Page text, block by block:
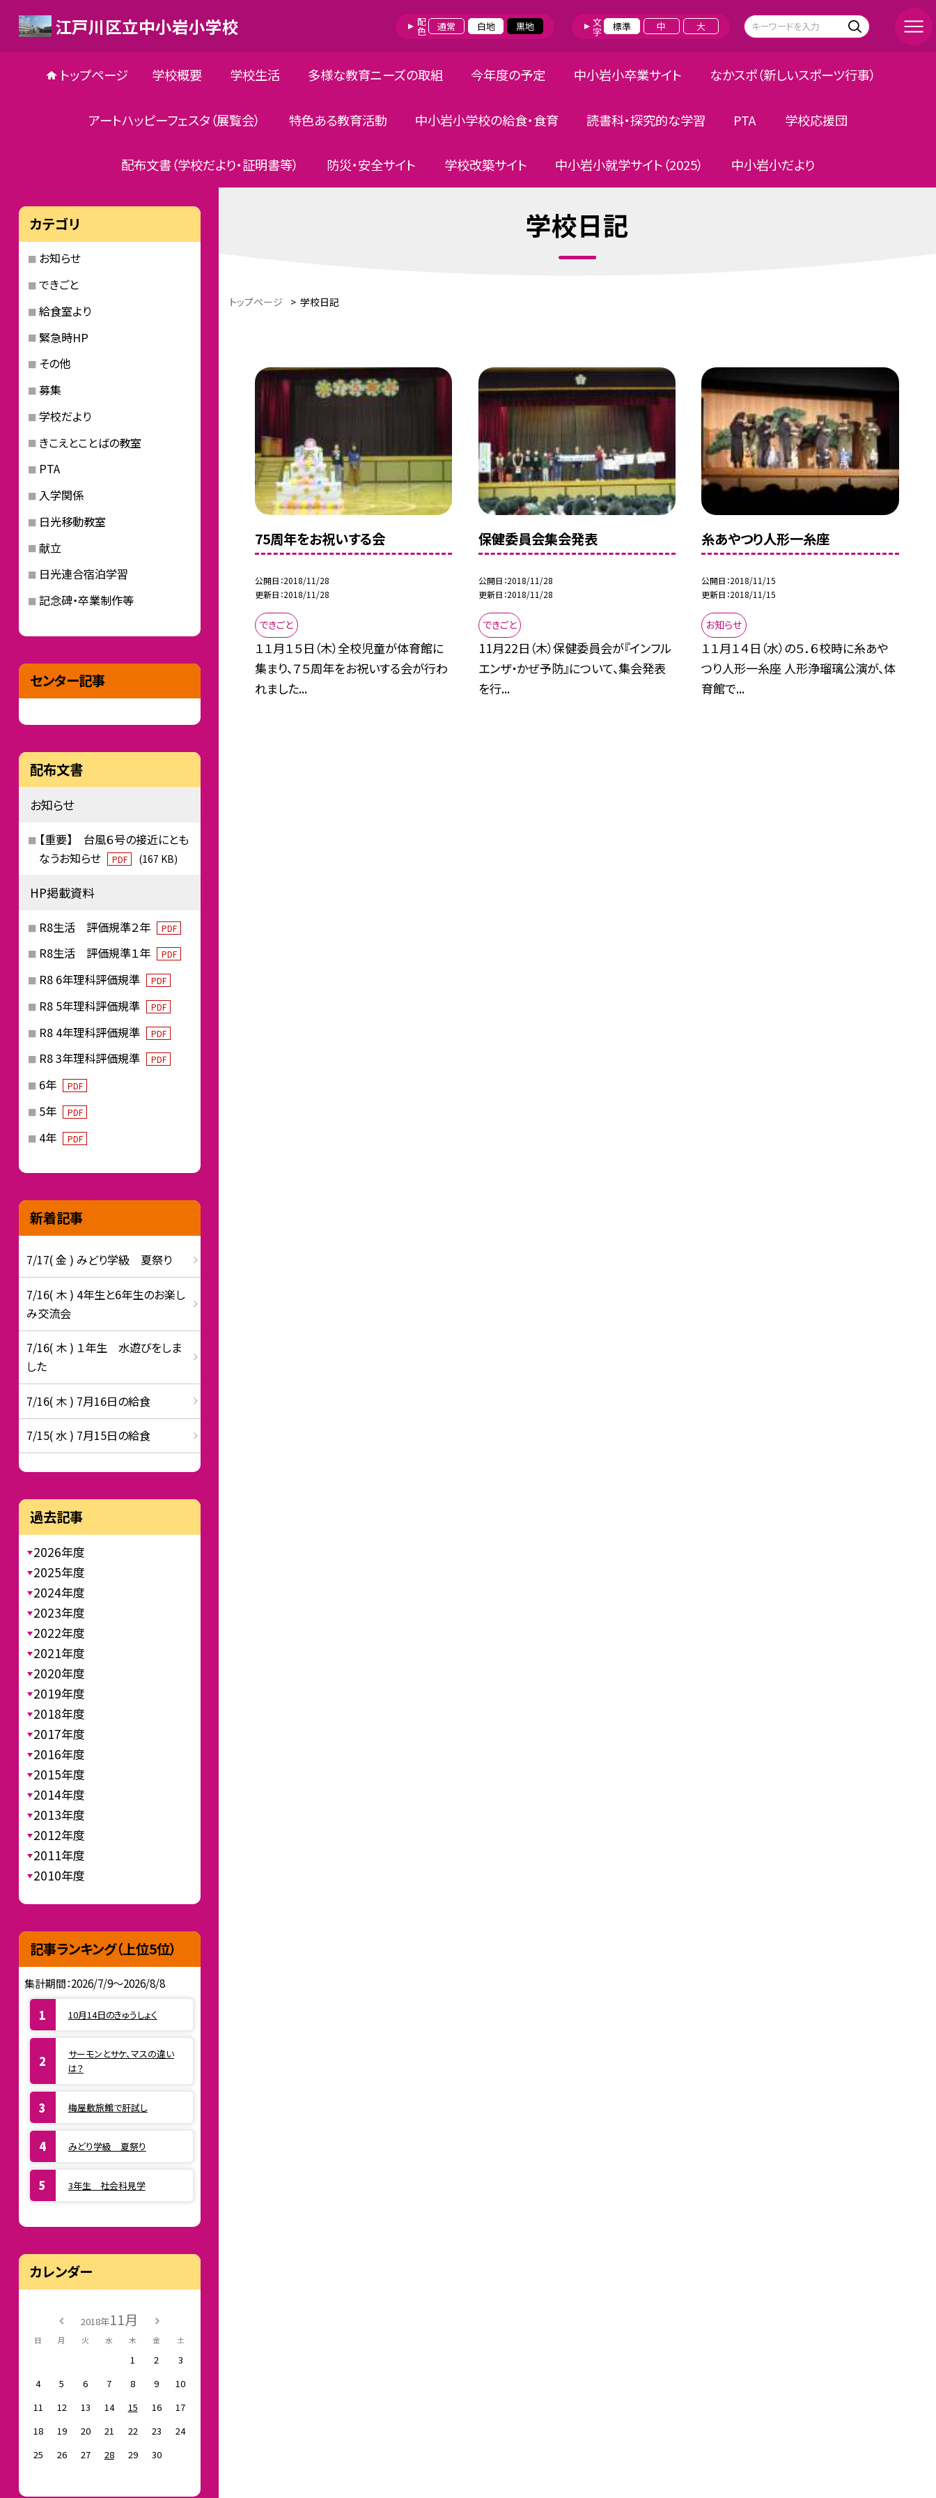
江戸川区立中小岩小学校 配色 通常 白地 黒地 文字 標準 中 大
トップページ 学校概要 学校生活 多様な教育ニーズの取組 今年度の予定 中小岩小卒業サイト なかスポ（新しいスポーツ行事）
アートハッピーフェスタ（展覧会） 特色ある教育活動 中小岩小学校の給食・食育 読書科・探究的な学習 PTA 学校応援団
配布文書（学校だより・証明書等） 防災・安全サイト 学校改築サイト 中小岩小就学サイト（2025） 中小岩小だより
学校日記
トップページ > 学校日記
75周年をお祝いする会
公開日 2018/11/28
更新日 2018/11/28
できごと
１１月１５日（木）全校児童が体育館に
集まり、７５周年をお祝いする会が行わ
れました...
保健委員会集会発表
公開日 2018/11/28
更新日 2018/11/28
できごと
11月22日（木）保健委員会が『インフル
エンザ・かぜ予防』について、集会発表
を行...
糸あやつり人形一糸座
公開日 2018/11/15
更新日 2018/11/15
お知らせ
１１月１４日（水）の５．６校時に糸あや
つり人形一糸座 人形浄瑠璃公演が、体
育館で...
カテゴリ
お知らせ
できごと
給食室より
緊急時HP
その他
募集
学校だより
きこえとことばの教室
PTA
入学関係
日光移動教室
献立
日光連合宿泊学習
記念碑・卒業制作等
センター記事
配布文書
お知らせ
【重要】 台風６号の接近にとも
なうお知らせ
PDF (167 KB)
HP掲載資料
R8生活 評価規準２年 PDF
R8生活 評価規準１年 PDF
R8 6年理科評価規準 PDF
R8 5年理科評価規準 PDF
R8 4年理科評価規準 PDF
R8 3年理科評価規準 PDF
6年 PDF
5年 PDF
4年 PDF
新着記事
7/17( 金 ) みどり学級 夏祭り
7/16( 木 ) 4年生と6年生のお楽し
み交流会
7/16( 木 ) １年生 水遊びをしま
した
7/16( 木 ) 7月16日の給食
7/15( 水 ) 7月15日の給食
過去記事
2026年度
2025年度
2024年度
2023年度
2022年度
2021年度
2020年度
2019年度
2018年度
2017年度
2016年度
2015年度
2014年度
2013年度
2012年度
2011年度
2010年度
記事ランキング（上位5位）
集計期間：2026/7/9～2026/8/8
10月14日のきゅうしょく
サーモンとサケ、マスの違い
は？
梅屋敷旅館で肝試し
みどり学級 夏祭り
3年生 社会科見学
カレンダー
2018年11月
日 月 火 水 木 金 土
1 2
3
4
5 6 7 8 9
10
11
12 13 14 15 16
17
18
19 20 21 22 23
24
25
26 27 28 29 30